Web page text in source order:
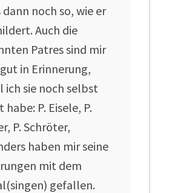
dann noch so, wie er
Auch die
Patres sind mir
in Erinnerung,
ich sie noch selbst
P. Eisele, P.
P. Schröter,
haben mir seine
mit dem
gefallen.